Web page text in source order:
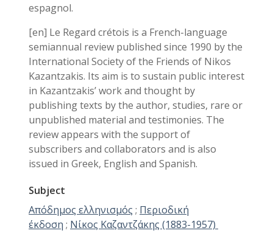
espagnol.
[en] Le Regard crétois is a French-language
semiannual review published since 1990 by the
International Society of the Friends of Nikos
Kazantzakis. Its aim is to sustain public interest
in Kazantzakis’ work and thought by
publishing texts by the author, studies, rare or
unpublished material and testimonies. The
review appears with the support of
subscribers and collaborators and is also
issued in Greek, English and Spanish.
Subject
Απόδημος ελληνισμός ; Περιοδική
έκδοση ; Νίκος Καζαντζάκης (1883-1957)